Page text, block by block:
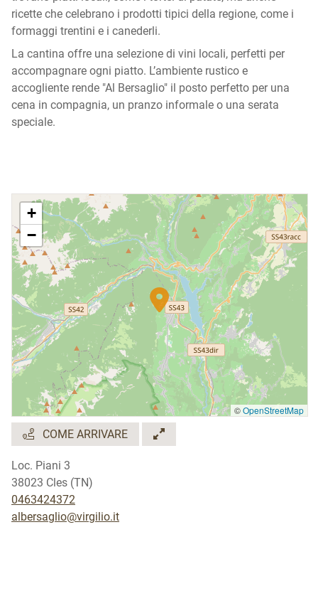
ricette che celebrano i prodotti tipici della regione, come i
formaggi trentini e i canederli.
La cantina offre una selezione di vini locali, perfetti per
accompagnare ogni piatto. L’ambiente rustico e
accogliente rende "Al Bersaglio" il posto perfetto per una
cena in compagnia, un pranzo informale o una serata
speciale.
+
−
©OpenStreetMap
COME ARRIVARE
Loc. Piani 3
38023 Cles (TN)
0463424372
albersaglio@virgilio.it